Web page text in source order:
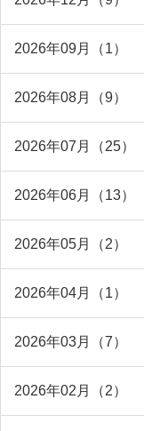
2026年09月（1）
2026年08月（9）
2026年07月（25）
2026年06月（13）
2026年05月（2）
2026年04月（1）
2026年03月（7）
2026年02月（2）